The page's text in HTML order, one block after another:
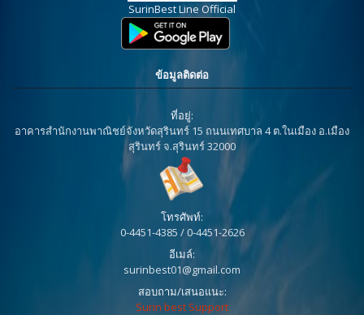
SurinBest Line Official
ข้อมูลติดต่อ
ที่อยู่:
อาคารสำนักงานพาณิชย์จังหวัดสุรินทร์ 15 ถนนเทศบาล 4 ต.ในเมือง อ.เมือง
สุรินทร์ จ.สุรินทร์ 32000
โทรศัพท์:
0-4451-4385 / 0-4451-2626
อีเมล์:
surinbest01@gmail.com
สอบถาม/เสนอแนะ:
Surin best Support